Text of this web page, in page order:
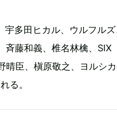
多田ヒカル、ウルフルズ
斉藤和義、椎名林檎、SIX
晴臣、槇原敬之、ヨルシ
る。